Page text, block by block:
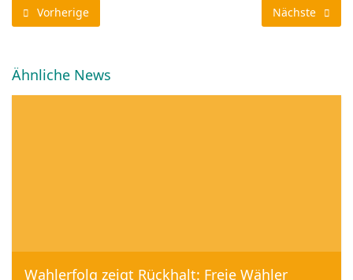
Vorherige Nächste
Ähnliche News
Wahlerfolg zeigt Rückhalt: Freie Wähler